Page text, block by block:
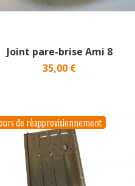
Joint pare-brise Ami 8
35,00 €
de réapprovisionnement